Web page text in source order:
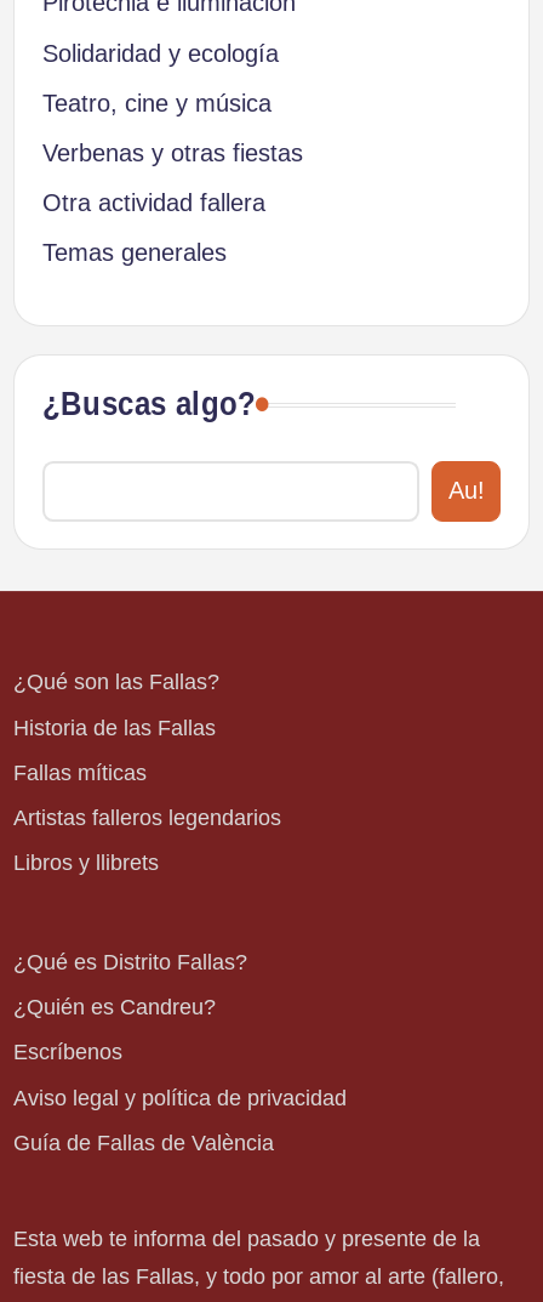
Solidaridad y ecología
Teatro, cine y música
Verbenas y otras fiestas
Otra actividad fallera
Temas generales
¿Buscas algo?
Au!
¿Qué son las Fallas?
Historia de las Fallas
Fallas míticas
Artistas falleros legendarios
Libros y llibrets
¿Qué es Distrito Fallas?
¿Quién es Candreu?
Escríbenos
Aviso legal y política de privacidad
Guía de Fallas de València
Esta web te informa del pasado y presente de la
fiesta de las Fallas, y todo por amor al arte (fallero,